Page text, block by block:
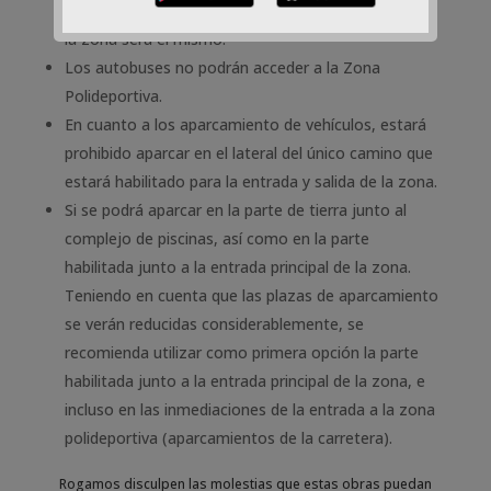
precaución, ya que el camino de acceso y salida de
la zona será el mismo.
Los autobuses no podrán acceder a la Zona
Polideportiva.
En cuanto a los aparcamiento de vehículos, estará
prohibido aparcar en el lateral del único camino que
estará habilitado para la entrada y salida de la zona.
Si se podrá aparcar en la parte de tierra junto al
complejo de piscinas, así como en la parte
habilitada junto a la entrada principal de la zona.
Teniendo en cuenta que las plazas de aparcamiento
se verán reducidas considerablemente, se
recomienda utilizar como primera opción la parte
habilitada junto a la entrada principal de la zona, e
incluso en las inmediaciones de la entrada a la zona
polideportiva (aparcamientos de la carretera).
Rogamos disculpen las molestias que estas obras puedan